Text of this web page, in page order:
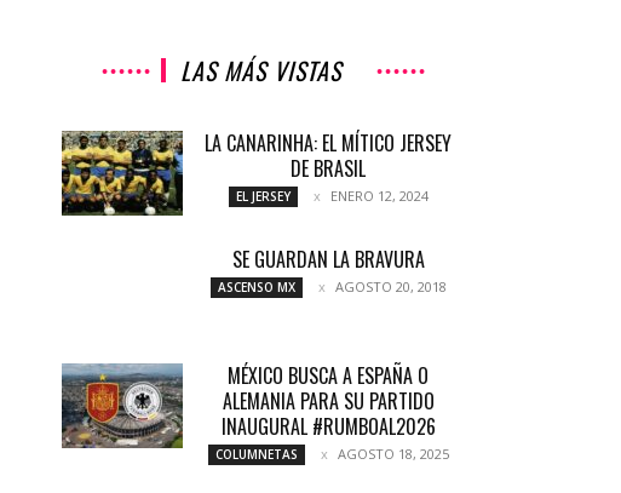
LAS MÁS VISTAS
LA CANARINHA: EL MÍTICO JERSEY
DE BRASIL
EL JERSEY ENERO 12, 2024
SE GUARDAN LA BRAVURA
ASCENSO MX AGOSTO 20, 2018
MÉXICO BUSCA A ESPAÑA O
ALEMANIA PARA SU PARTIDO
INAUGURAL #RUMBOAL2026
COLUMNETAS AGOSTO 18, 2025